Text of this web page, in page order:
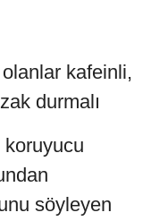
kafeinli,
durmalı
koruyucu
söyleyen